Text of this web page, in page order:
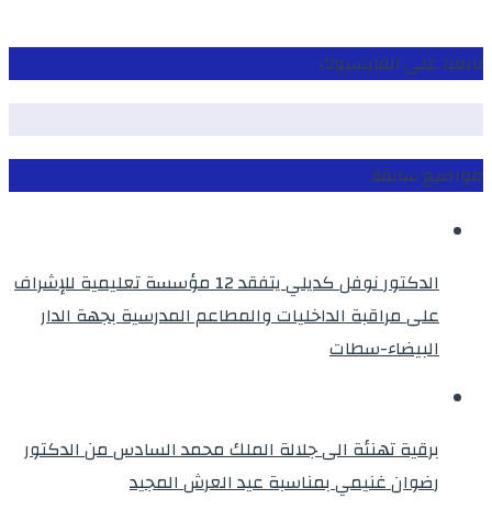
تابعنا على الفايسبوك
مواضيع سابقة
الدكتور نوفل كديلي يتفقد 12 مؤسسة تعليمية للإشراف
على مراقبة الداخليات والمطاعم المدرسية بجهة الدار
البيضاء-سطات
برقية تهنئة الى جلالة الملك محمد السادس من الدكتور
رضوان غنيمي بمناسبة عيد العرش المجيد